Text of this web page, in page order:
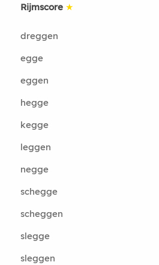
Rijmscore ★
dreggen
egge
eggen
hegge
kegge
leggen
negge
schegge
scheggen
slegge
sleggen